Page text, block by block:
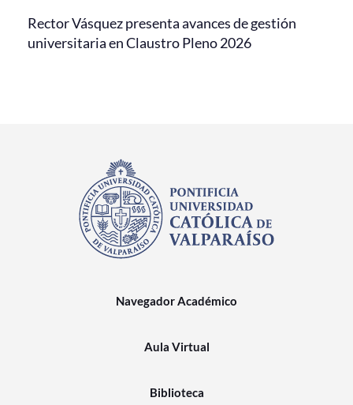
Rector Vásquez presenta avances de gestión
universitaria en Claustro Pleno 2026
Navegador Académico
Aula Virtual
Biblioteca